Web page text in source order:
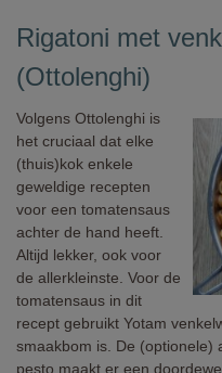
Rigatoni met
(Ottolenghi)
Volgens Ottolenghi is
het cruciaal dat elke
(thuis)kok enkele
geweldige recepten
voor een tomatensaus
achter de hand heeft.
Altijd lekker, ook voor
de allerkleinste. Voor de
tomatensaus in dit
recept gebruikt Yotam
smaakbom is. De (optionele)
pesto maakt er een